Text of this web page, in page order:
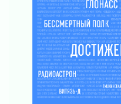
В Ивангороде
воробушка»
02 августа 2026
Юхла, мука,
01 августа 2026
Лето катится с горки
01 августа 2026